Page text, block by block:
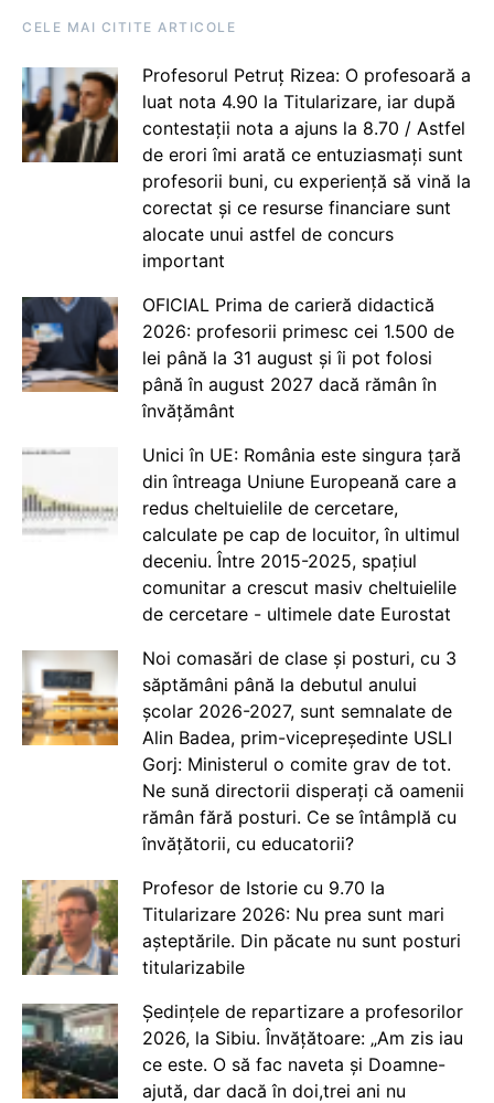
CELE MAI CITITE ARTICOLE
Profesorul Petruț Rizea: O profesoară a
luat nota 4.90 la Titularizare, iar după
contestații nota a ajuns la 8.70 / Astfel
de erori îmi arată ce entuziasmați sunt
profesorii buni, cu experiență să vină la
corectat și ce resurse financiare sunt
alocate unui astfel de concurs
important
OFICIAL Prima de carieră didactică
2026: profesorii primesc cei 1.500 de
lei până la 31 august și îi pot folosi
până în august 2027 dacă rămân în
învățământ
Unici în UE: România este singura țară
din întreaga Uniune Europeană care a
redus cheltuielile de cercetare,
calculate pe cap de locuitor, în ultimul
deceniu. Între 2015-2025, spațiul
comunitar a crescut masiv cheltuielile
de cercetare - ultimele date Eurostat
Noi comasări de clase și posturi, cu 3
săptămâni până la debutul anului
școlar 2026-2027, sunt semnalate de
Alin Badea, prim-vicepreședinte USLI
Gorj: Ministerul o comite grav de tot.
Ne sună directorii disperați că oamenii
rămân fără posturi. Ce se întâmplă cu
învățătorii, cu educatorii?
Profesor de Istorie cu 9.70 la
Titularizare 2026: Nu prea sunt mari
așteptările. Din păcate nu sunt posturi
titularizabile
Ședințele de repartizare a profesorilor
2026, la Sibiu. Învățătoare: „Am zis iau
ce este. O să fac naveta și Doamne-
ajută, dar dacă în doi,trei ani nu